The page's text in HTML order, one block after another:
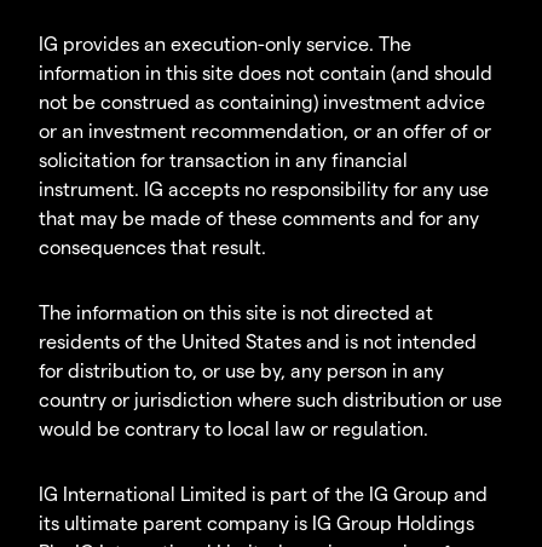
IG provides an execution-only service. The
information in this site does not contain (and should
not be construed as containing) investment advice
or an investment recommendation, or an offer of or
solicitation for transaction in any financial
instrument. IG accepts no responsibility for any use
that may be made of these comments and for any
consequences that result.
The information on this site is not directed at
residents of the United States and is not intended
for distribution to, or use by, any person in any
country or jurisdiction where such distribution or use
would be contrary to local law or regulation.
IG International Limited is part of the IG Group and
its ultimate parent company is IG Group Holdings